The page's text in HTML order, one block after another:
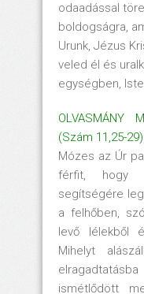
odaadással
boldogságra,
Urunk, Jézus
veled él és
egységben,
OLVASMÁNY
(Szám 11,25-29)
Mózes az Úr
férfit, hogy
segítségére
a felhőben,
levő lélekből
Mihelyt
ismétlődött